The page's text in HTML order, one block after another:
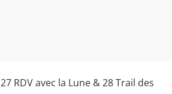
27 RDV avec la Lune & 28 Trail des